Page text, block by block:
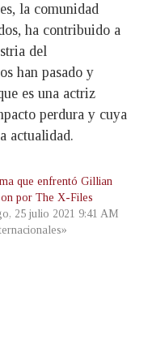
la comunidad
ha contribuido a
del
han pasado y
es una actriz
perdura y cuya
actualidad.
que enfrentó Gillian
por The X-Files
25 julio 2021 9:41 AM